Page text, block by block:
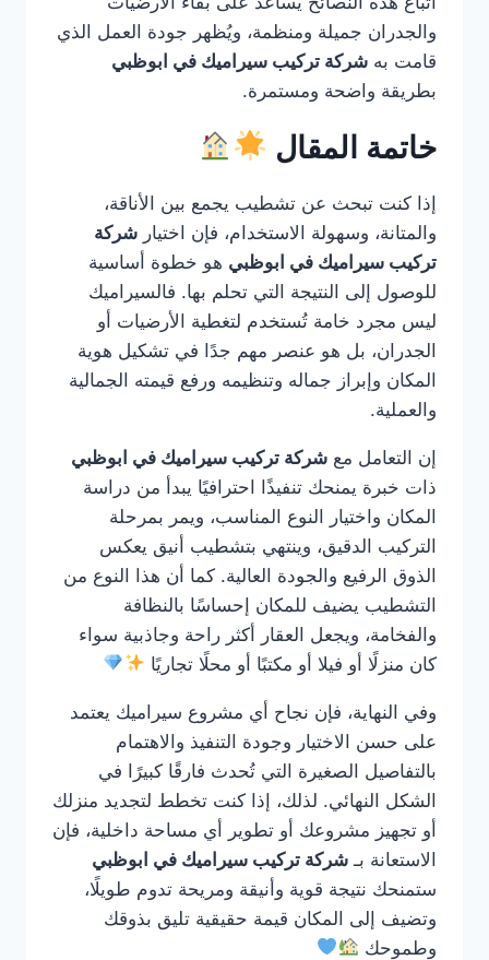
والجدران جميلة ومنظمة، ويُظهر جودة العمل الذي
قامت به شركة تركيب سيراميك في ابوظبي
بطريقة واضحة ومستمرة.
خاتمة المقال
إذا كنت تبحث عن تشطيب يجمع بين الأناقة،
والمتانة، وسهولة الاستخدام، فإن اختيار شركة
تركيب سيراميك في ابوظبي هو خطوة أساسية
للوصول إلى النتيجة التي تحلم بها. فالسيراميك
ليس مجرد خامة تُستخدم لتغطية الأرضيات أو
الجدران، بل هو عنصر مهم جدًا في تشكيل هوية
المكان وإبراز جماله وتنظيمه ورفع قيمته الجمالية
والعملية.
إن التعامل مع شركة تركيب سيراميك في ابوظبي
ذات خبرة يمنحك تنفيذًا احترافيًا يبدأ من دراسة
المكان واختيار النوع المناسب، ويمر بمرحلة
التركيب الدقيق، وينتهي بتشطيب أنيق يعكس
الذوق الرفيع والجودة العالية. كما أن هذا النوع من
التشطيب يضيف للمكان إحساسًا بالنظافة
والفخامة، ويجعل العقار أكثر راحة وجاذبية سواء
كان منزلًا أو فيلا أو مكتبًا أو محلًا تجاريًا
وفي النهاية، فإن نجاح أي مشروع سيراميك يعتمد
على حسن الاختيار وجودة التنفيذ والاهتمام
بالتفاصيل الصغيرة التي تُحدث فارقًا كبيرًا في
الشكل النهائي. لذلك، إذا كنت تخطط لتجديد منزلك
أو تجهيز مشروعك أو تطوير أي مساحة داخلية، فإن
الاستعانة بـ شركة تركيب سيراميك في ابوظبي
ستمنحك نتيجة قوية وأنيقة ومريحة تدوم طويلًا،
وتضيف إلى المكان قيمة حقيقية تليق بذوقك
وطموحك